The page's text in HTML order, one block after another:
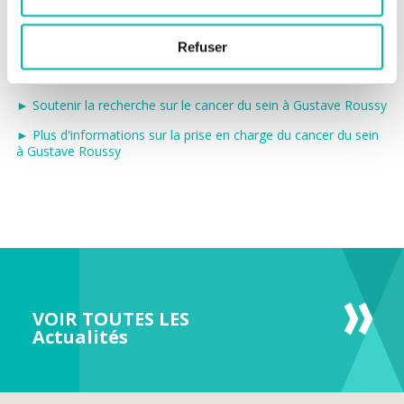
Refuser
nouveaux gènes mutés jusqu’alors non identifiés.
► Lire la publication publiée dans Nature
► Soutenir la recherche sur le cancer du sein à Gustave Roussy
► Plus d'informations sur la prise en charge du cancer du sein
à Gustave Roussy
VOIR TOUTES LES
Actualités